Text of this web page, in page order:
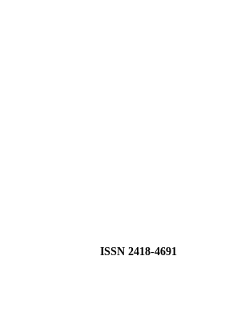
ISSN 2418-4691